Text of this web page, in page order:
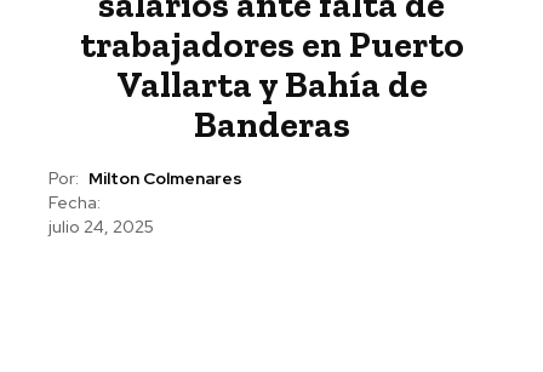
trabajadores en Puerto
Vallarta y Bahía de
Banderas
Por: Milton Colmenares
Fecha:
julio 24, 2025